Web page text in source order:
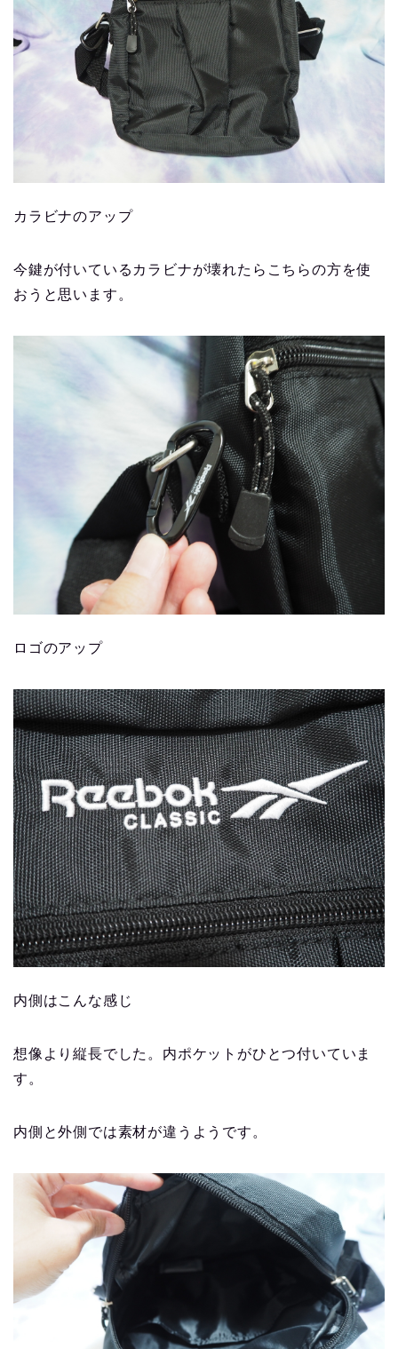
カラビナのアップ
今鍵が付いているカラビナが壊れたらこちらの方を使
おうと思います。
ロゴのアップ
内側はこんな感じ
想像より縦長でした。内ポケットがひとつ付いていま
す。
内側と外側では素材が違うようです。